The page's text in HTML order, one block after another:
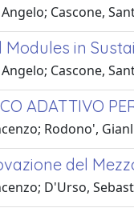
Cascone,
in
Cascone,
ADATTIVO
Rodono',
del
D'Urso,